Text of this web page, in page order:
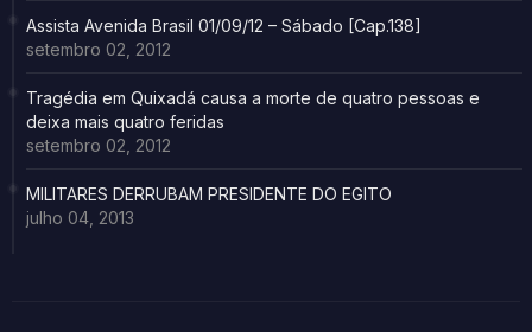
Assista Avenida Brasil 01/09/12 – Sábado [Cap.138]
setembro 02, 2012
Tragédia em Quixadá causa a morte de quatro pessoas e
deixa mais quatro feridas
setembro 02, 2012
MILITARES DERRUBAM PRESIDENTE DO EGITO
julho 04, 2013